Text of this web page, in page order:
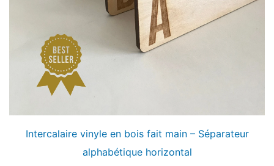
Intercalaire vinyle en bois fait main – Séparateur
alphabétique horizontal